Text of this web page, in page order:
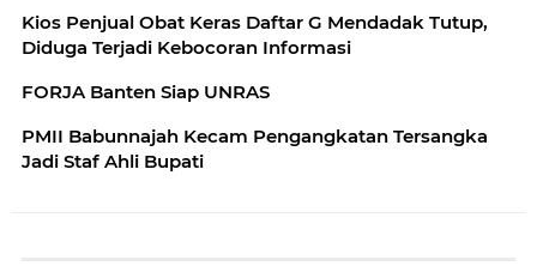
Kios Penjual Obat Keras Daftar G Mendadak Tutup,
Diduga Terjadi Kebocoran Informasi
FORJA Banten Siap UNRAS
PMII Babunnajah Kecam Pengangkatan Tersangka
Jadi Staf Ahli Bupati